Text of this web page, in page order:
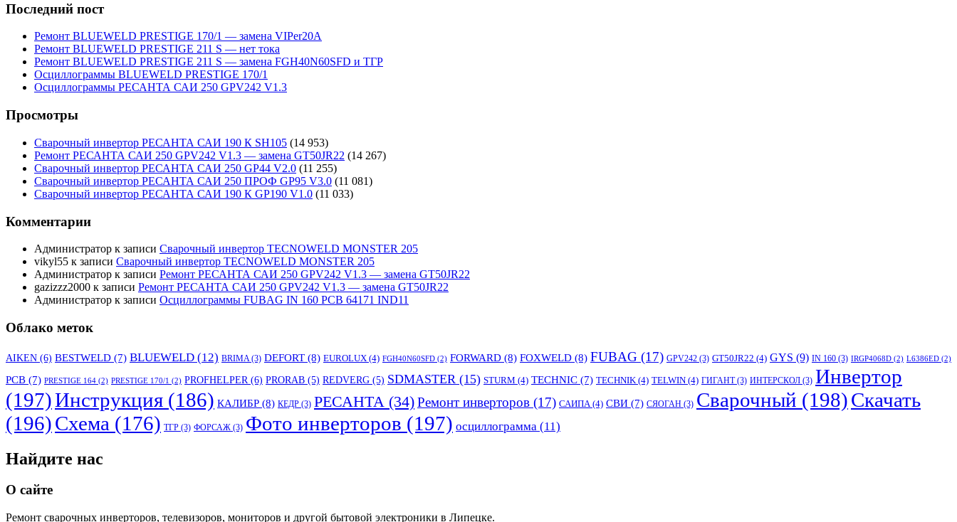
Последний пост
Ремонт BLUEWELD PRESTIGE 170/1 — замена VIPer20A
Ремонт BLUEWELD PRESTIGE 211 S — нет тока
Ремонт BLUEWELD PRESTIGE 211 S — замена FGH40N60SFD и ТГР
Осциллограммы BLUEWELD PRESTIGE 170/1
Осциллограммы РЕСАНТА САИ 250 GPV242 V1.3
Просмотры
Сварочный инвертор РЕСАНТА САИ 190 К SH105 (14 953)
Ремонт РЕСАНТА САИ 250 GPV242 V1.3 — замена GT50JR22 (14 267)
Сварочный инвертор РЕСАНТА САИ 250 GP44 V2.0 (11 255)
Сварочный инвертор РЕСАНТА САИ 250 ПРОФ GP95 V3.0 (11 081)
Сварочный инвертор РЕСАНТА САИ 190 К GP190 V1.0 (11 033)
Комментарии
Администратор к записи Сварочный инвертор TECNOWELD MONSTER 205
vikyl55 к записи Сварочный инвертор TECNOWELD MONSTER 205
Администратор к записи Ремонт РЕСАНТА САИ 250 GPV242 V1.3 — замена GT50JR22
gazizzz2000 к записи Ремонт РЕСАНТА САИ 250 GPV242 V1.3 — замена GT50JR22
Администратор к записи Осциллограммы FUBAG IN 160 PCB 64171 IND11
Облако меток
AIKEN (6) BESTWELD (7) BLUEWELD (12) BRIMA (3) DEFORT (8) EUROLUX (4) FGH40N60SFD (2) FORWARD (8) FOXWELD (8) FUBAG (17) GPV242 (3) GT50JR22 (4) GYS (9) IN 160 (3) IRGP4068D (2) L6386ED (2)
PCB (7) PRESTIGE 164 (2) PRESTIGE 170/1 (2) PROFHELPER (6) PRORAB (5) REDVERG (5) SDMASTER (15) STURM (4) TECHNIC (7) TECHNIK (4) TELWIN (4) ГИГАНТ(3) ИНТЕРСКОЛ (3) Инвертор
(197)Инструкция (186) КАЛИБР (8) КЕДР (3) РЕСАНТА (34)Ремонт инверторов (17) САИПА (4) СВИ (7) СЯОГАН (3) Сварочный (198)Скачать
(196)Схема (176) ТГР (3) ФОРСАЖ (3) Фото инверторов (197) осциллограмма (11)
Найдите нас
О сайте
Ремонт сварочных инверторов, телевизоров, мониторов и другой бытовой электроники в Липецке.